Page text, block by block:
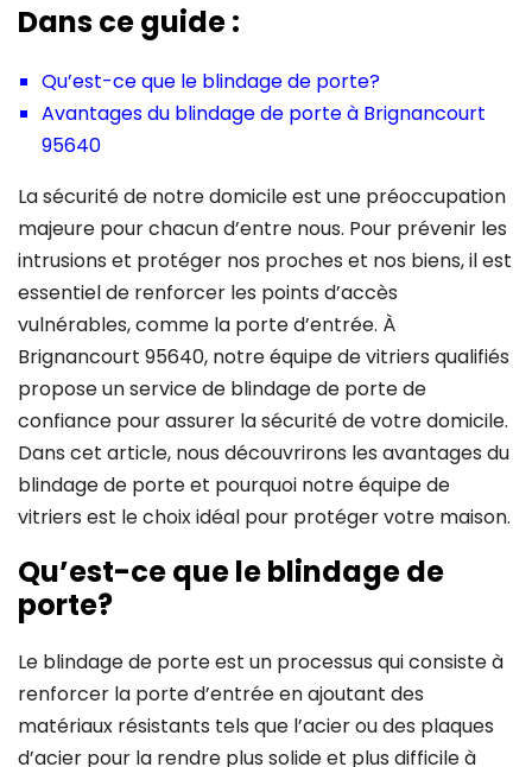
Dans ce guide :
Qu’est-ce que le blindage de porte?
Avantages du blindage de porte à Brignancourt
95640
La sécurité de notre domicile est une préoccupation
majeure pour chacun d’entre nous. Pour prévenir les
intrusions et protéger nos proches et nos biens, il est
essentiel de renforcer les points d’accès
vulnérables, comme la porte d’entrée. À
Brignancourt 95640, notre équipe de vitriers qualifiés
propose un service de blindage de porte de
confiance pour assurer la sécurité de votre domicile.
Dans cet article, nous découvrirons les avantages du
blindage de porte et pourquoi notre équipe de
vitriers est le choix idéal pour protéger votre maison.
Qu’est-ce que le blindage de
porte?
Le blindage de porte est un processus qui consiste à
renforcer la porte d’entrée en ajoutant des
matériaux résistants tels que l’acier ou des plaques
d’acier pour la rendre plus solide et plus difficile à